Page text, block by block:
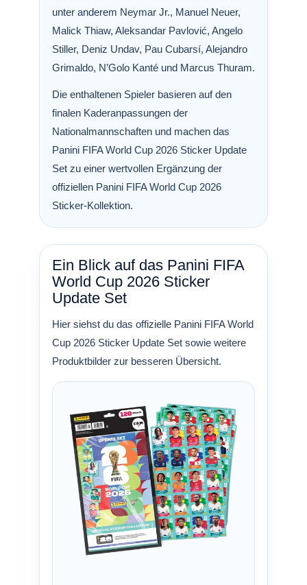
unter anderem Neymar Jr., Manuel Neuer,
Malick Thiaw, Aleksandar Pavlović, Angelo
Stiller, Deniz Undav, Pau Cubarsí, Alejandro
Grimaldo, N’Golo Kanté und Marcus Thuram.
Die enthaltenen Spieler basieren auf den
finalen Kaderanpassungen der
Nationalmannschaften und machen das
Panini FIFA World Cup 2026 Sticker Update
Set zu einer wertvollen Ergänzung der
offiziellen Panini FIFA World Cup 2026
Sticker-Kollektion.
Ein Blick auf das Panini FIFA
World Cup 2026 Sticker
Update Set
Hier siehst du das offizielle Panini FIFA World
Cup 2026 Sticker Update Set sowie weitere
Produktbilder zur besseren Übersicht.